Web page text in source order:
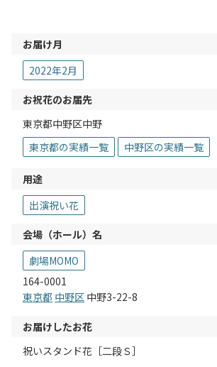
お届け月
2022年2月
お祝花のお届先
東京都中野区中野
東京都の実績一覧
中野区の実績一覧
用途
出演祝い花
会場（ホール）名
劇場MOMO
164-0001
東京都 中野区 中野3-22-8
お届けしたお花
祝いスタンド花［二段Ｓ］